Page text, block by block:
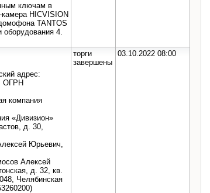
ключам в
HICVISION
TANTOS
4.
адрес:
ОГРН
компания
«Дивизион»
д. 30,
Юрьевич,
Алексей
д. 32, кв.
Челябинская
торги
завершены
03.10.2022 08:00